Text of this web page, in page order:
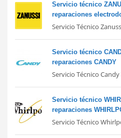
Servicio técnico
reparaciones
Servicio Técnico
Servicio técnico
reparaciones CANDY
Servicio Técnico
Servicio técnico
reparaciones
Servicio Técnico